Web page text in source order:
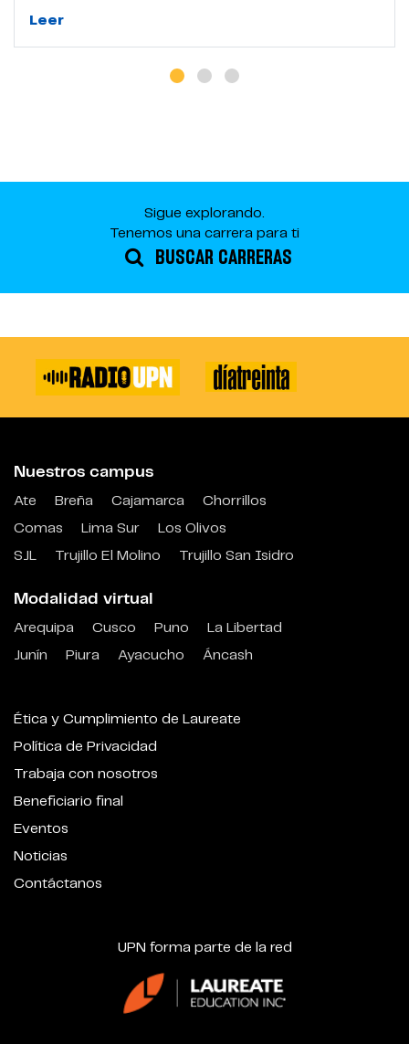
Leer
Sigue explorando.
Tenemos una carrera para ti
BUSCAR CARRERAS
Nuestros campus
Ate Breña Cajamarca
Chorrillos
Comas
Lima Sur
Los Olivos
SJL
Trujillo El Molino Trujillo San Isidro
Modalidad virtual
Arequipa Cusco Puno
La Libertad
Junín
Piura Ayacucho Áncash
Ética y Cumplimiento de Laureate
Política de Privacidad
Trabaja con nosotros
Beneficiario final
Eventos
Noticias
Contáctanos
UPN forma parte de la red